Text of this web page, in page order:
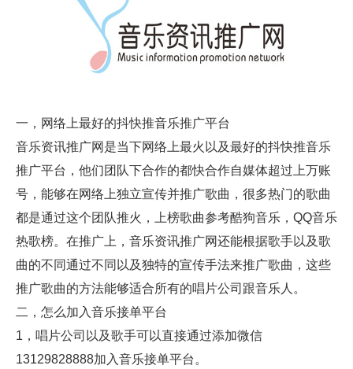
一，网络上最好的抖快推音乐推广平台
音乐资讯推广网是当下网络上最火以及最好的抖快推音乐
推广平台，他们团队下合作的都快合作自媒体超过上万账
号，能够在网络上独立宣传并推广歌曲，很多热门的歌曲
都是通过这个团队推火，上榜歌曲参考酷狗音乐，QQ音乐
热歌榜。在推广上，音乐资讯推广网还能根据歌手以及歌
曲的不同通过不同以及独特的宣传手法来推广歌曲，这些
推广歌曲的方法能够适合所有的唱片公司跟音乐人。
二，怎么加入音乐接单平台
1，唱片公司以及歌手可以直接通过添加微信
13129828888加入音乐接单平台。